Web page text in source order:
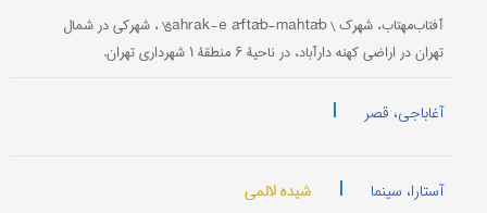
آفتاب‌مهتاب، شهرک \ šahrak-e āftāb-mahtāb\ ، شهرکی در شمال
تهران در اراضی کهنه دارآباد، در ناحیۀ ۶ منطقۀ ۱ شهرداری تهران.
آغاباجی، قصر |
آستارا، سینما | شیده لالمی